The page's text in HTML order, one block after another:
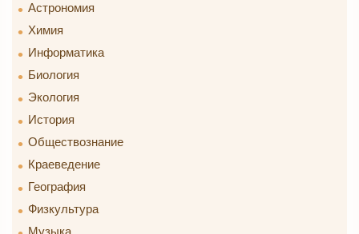
Астрономия
Химия
Информатика
Биология
Экология
История
Обществознание
Краеведение
География
Физкультура
Музыка